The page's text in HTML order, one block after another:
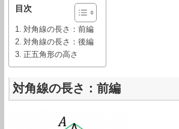
目次
対角線の長さ：前編
対角線の長さ：後編
正五角形の高さ
対角線の長さ：前編